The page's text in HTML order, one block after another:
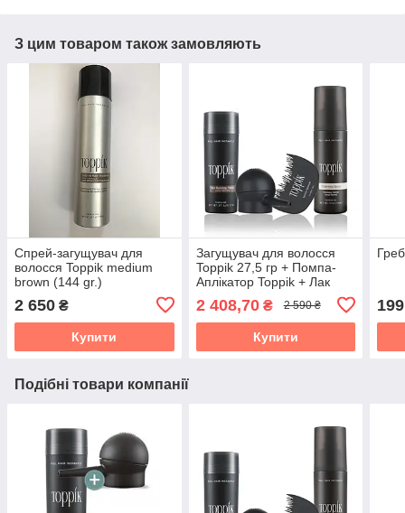
З цим товаром також замовляють
Спрей-загущувач для
волосся Toppik medium
brown (144 gr.)
2 650 ₴
Купити
Загущувач для волосся
Toppik 27,5 гр + Помпа-
Аплікатор Toppik + Лак
2 408,70₴ 2 590 ₴
Купити
199
Подібні товари компанії